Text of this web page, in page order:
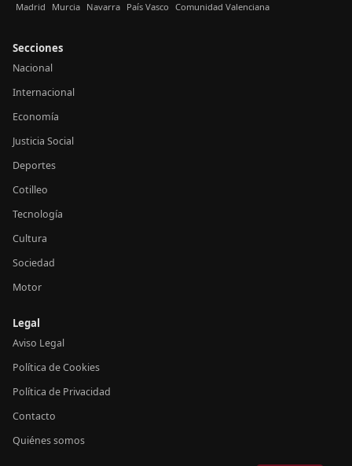
Madrid Murcia Navarra País Vasco Comunidad Valenciana
Secciones
Nacional
Internacional
Economía
Justicia Social
Deportes
Cotilleo
Tecnología
Cultura
Sociedad
Motor
Legal
Aviso Legal
Política de Cookies
Política de Privacidad
Contacto
Quiénes somos